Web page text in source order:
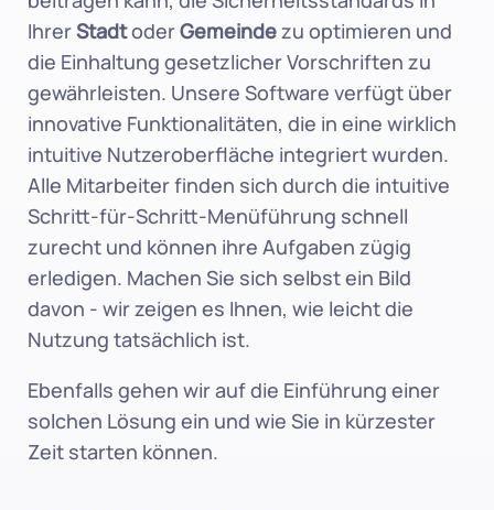
Ihrer Stadt oder Gemeinde zu optimieren und
die Einhaltung gesetzlicher Vorschriften zu
gewährleisten. Unsere Software verfügt über
innovative Funktionalitäten, die in eine wirklich
intuitive Nutzeroberfläche integriert wurden.
Alle Mitarbeiter finden sich durch die intuitive
Schritt-für-Schritt-Menüführung schnell
zurecht und können ihre Aufgaben zügig
erledigen. Machen Sie sich selbst ein Bild
davon - wir zeigen es Ihnen, wie leicht die
Nutzung tatsächlich ist.
Ebenfalls gehen wir auf die Einführung einer
solchen Lösung ein und wie Sie in kürzester
Zeit starten können.